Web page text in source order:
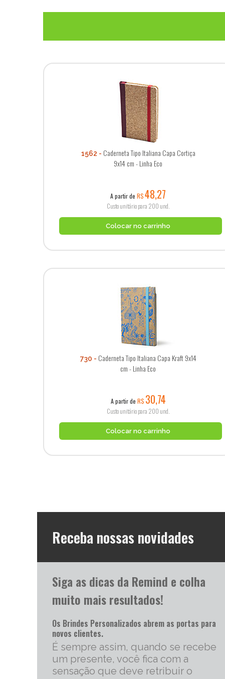
1562
Caderneta Tipo Italiana Capa Cortiça
9x14 cm - Linha Eco
A partir deR$48,27
Custo unitário para 200 und.
Colocar no carrinho
730
Caderneta Tipo Italiana Capa Kraft 9x14
cm - Linha Eco
A partir de R$ 30,74
Custo unitário para 200 und.
Colocar no carrinho
Receba nossas novidades
Siga as dicas da Remind e colha
muito mais resultados!
Os Brindes Personalizados abrem as portas para
novos clientes.
É sempre assim, quando se recebe
um presente, você fica com a
sensação que deve retribuir o